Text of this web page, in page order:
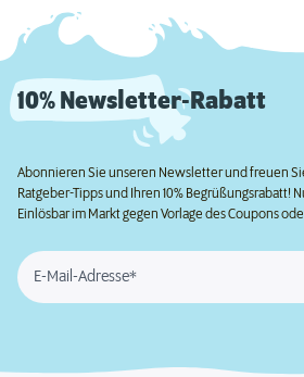
10% Newsletter-Rabatt
Abonnieren Sie unseren Newsletter und freuen
Ratgeber-Tipps und Ihren 10% Begrüßungsrabatt!
Einlösbar im Markt gegen Vorlage des Coupons
E-Mail-Adresse*